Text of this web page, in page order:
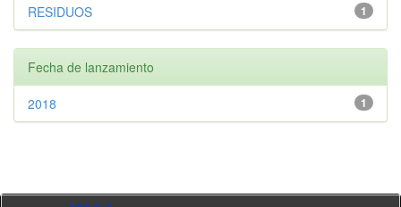
1
RESIDUOS
Fecha de lanzamiento
1
2018